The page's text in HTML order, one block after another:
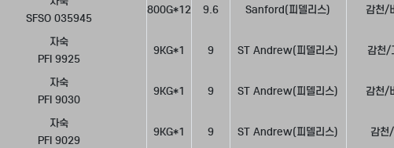
SFSO 035945
800G*12 9.6 Sanford(피델리스) 감천/
자숙
PFI 9925
9KG*1 9 ST Andrew(피델리스) 감천/
자숙
PFI 9030
9KG*1 9 ST Andrew(피델리스) 감천/
자숙
PFI 9029
9KG*1 9 ST Andrew(피델리스) 감천